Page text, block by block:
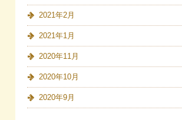
2021年2月
2021年1月
2020年11月
2020年10月
2020年9月